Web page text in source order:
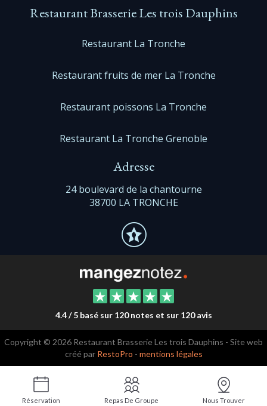
Restaurant Brasserie Les trois Dauphins
Restaurant La Tronche
Restaurant fruits de mer La Tronche
Restaurant poissons La Tronche
Restaurant La Tronche Grenoble
Adresse
24 boulevard de la chantourne
38700 LA TRONCHE
4.4 / 5 basé sur 120 notes et sur 120 avis
Copyright © 2026 Restaurant Brasserie Les trois Dauphins - Site web
créé par RestoPro - mentions légales
Réservation Repas De Groupe Nous Trouver